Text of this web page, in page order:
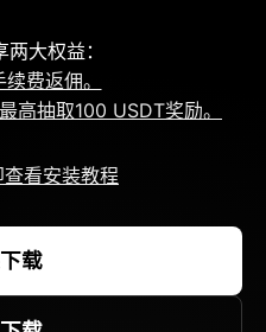
大权益：
费返佣。
高抽取100 USDT奖励。
看安装教程
载